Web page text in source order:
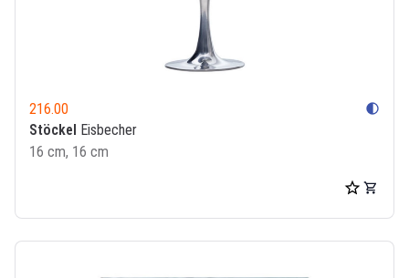
216.00 contrast
Stöckel Eisbecher
16 cm, 16 cm